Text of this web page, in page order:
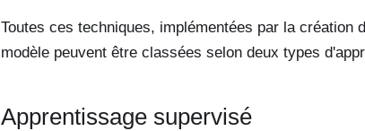
Toutes ces techniques, implémentées par la création
modèle peuvent être classées selon deux types
Apprentissage supervisé